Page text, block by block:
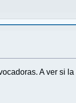
A ver si